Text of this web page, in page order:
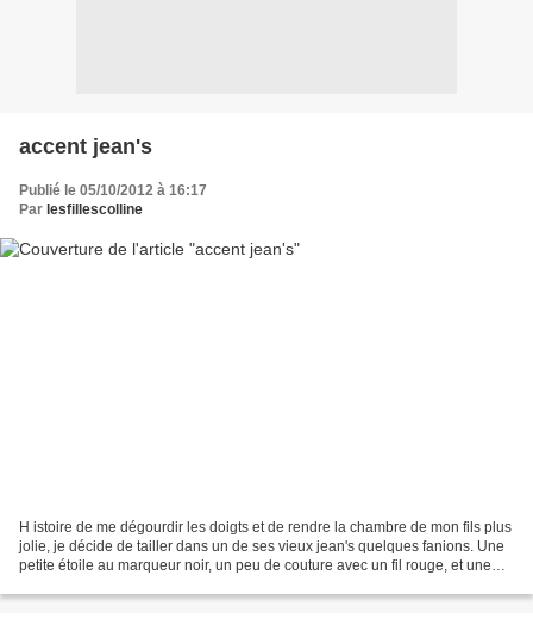
accent jean's
Publié le 05/10/2012 à 16:17
Par lesfillescolline
H istoire de me dégourdir les doigts et de rendre la chambre de mon fils plus
jolie, je décide de tailler dans un de ses vieux jean's quelques fanions. Une
petite étoile au marqueur noir, un peu de couture avec un fil rouge, et une